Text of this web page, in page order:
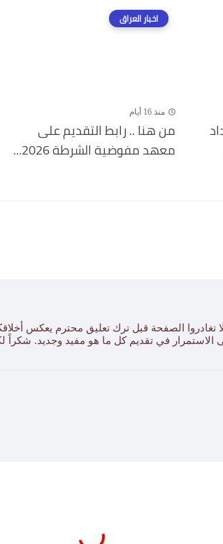
اخبار العراق
منذ 16 أيام
من هنا .. رابط التقديم على
معهد مفوضية الشرطة 2026...
تغادروا الصفحة قبل ترك تعليق محترم يعكس
الاستمرار في تقديم كل ما هو مفيد وجديد.